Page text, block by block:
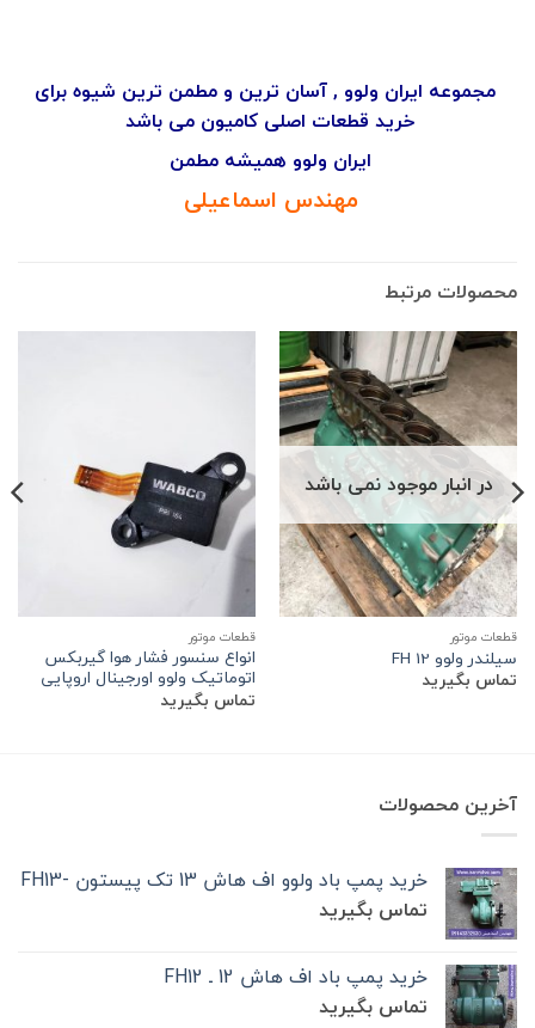
مجموعه ایران ولوو , آسان ترین و مطمن ترین شیوه برای
خرید قطعات اصلی کامیون می باشد
ایران ولوو همیشه مطمن
مهندس اسماعیلی
محصولات مرتبط
در انبار موجود نمی باشد
قطعات موتور
سیلندر ولوو FH 12
تماس بگیرید
قطعات موتور
انواع سنسور فشار هوا گیربکس
اتوماتیک ولوو اورجینال اروپایی
تماس بگیرید
آخرین محصولات
خرید پمپ باد ولوو اف هاش 13 تک‌ پیستون -FH13
تماس بگیرید
خرید پمپ باد اف هاش 12 ـ FH12
تماس بگیرید